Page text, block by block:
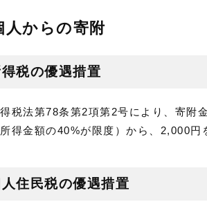
人からの寄附
得税の優遇措置
税法第78条第2項第2号により、寄附
得金額の40%が限度）から、2,000円
住民税の優遇措置